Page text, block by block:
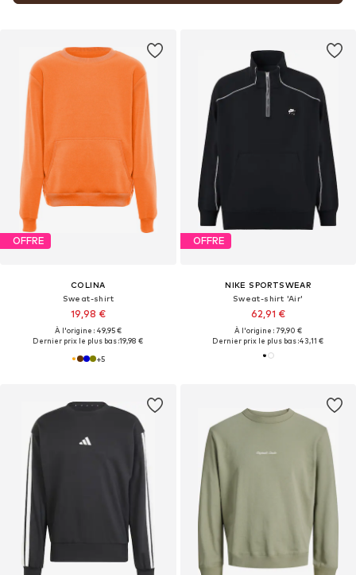
OFFRE
COLINA
Sweat-shirt
19,98 €
À l'origine : 49,95 €
Dernier prix le plus bas :19,98 €
+5
OFFRE
NIKE SPORTSWEAR
Sweat-shirt 'Air'
62,91 €
À l'origine : 79,90 €
Dernier prix le plus bas :43,11 €